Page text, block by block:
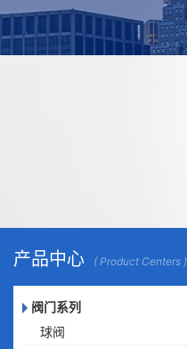
产品中心 ( Product Centers )
阀门系列
球阀